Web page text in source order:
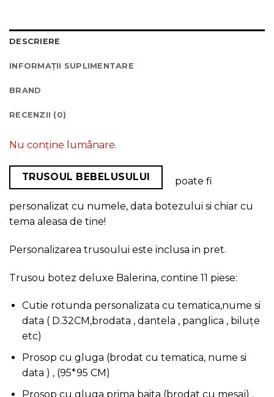
DESCRIERE
INFORMAȚII SUPLIMENTARE
BRAND
RECENZII (0)
Nu conține lumânare.
TRUSOUL BEBELUSULUI poate fi
personalizat cu numele, data botezului si chiar cu
tema aleasa de tine!
Personalizarea trusoului este inclusa in pret.
Trusou botez deluxe Balerina, contine 11 piese:
Cutie rotunda personalizata cu tematica,nume si
data ( D.32CM,brodata , dantela , panglica , biluțe
etc)
Prosop cu gluga (brodat cu tematica, nume si
data ) , (95*95 CM)
Prosop cu gluga prima baita (brodat cu mesaj) ,